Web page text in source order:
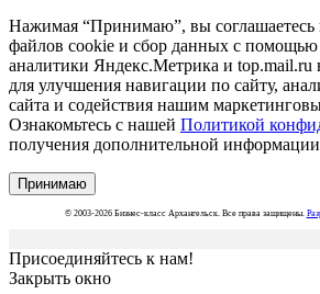
Нажимая “Принимаю”, вы соглашаетесь
файлов cookie и сбор данных с помощью
аналитики Яндекс.Метрика и top.mail.ru
для улучшения навигации по сайту,
сайта и содействия нашим
Ознакомьтесь с нашей Политикой
получения дополнительной
Принимаю
© 2003-2026 Бизнес-класс Архангельск. Все права защищены.
Присоединяйтесь к нам!
Закрыть окно